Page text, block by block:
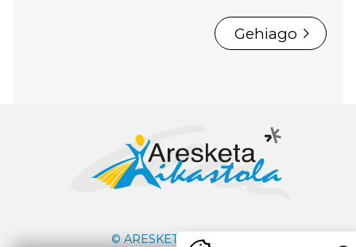
Gehiago
© ARESKETA IKASTOLA